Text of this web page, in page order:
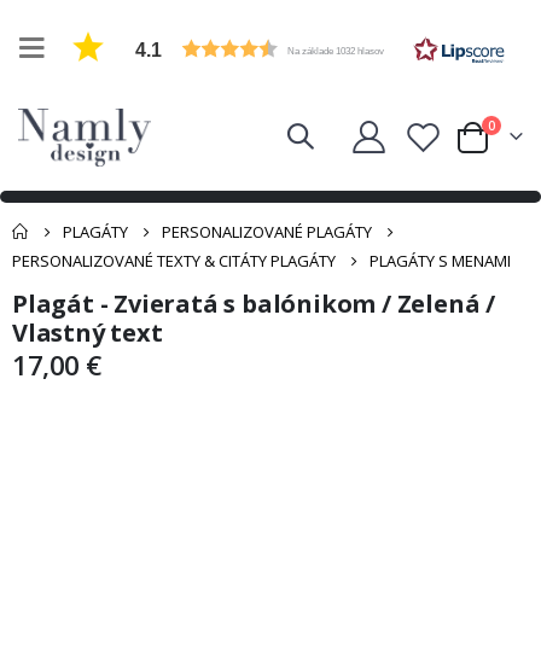
4.1 Na základe 1032 hlasov
Cart
0položky
PLAGÁTY
PERSONALIZOVANÉ PLAGÁTY
PERSONALIZOVANÉ TEXTY & CITÁTY PLAGÁTY
PLAGÁTY S MENAMI
Preskočiť
na
galérie
Preskočiť
na
galérie
Plagát - Zvieratá s balónikom / Zelená /
Vlastný text
17,00 €